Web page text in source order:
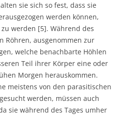
sie sich so fest, dass sie
werden können,
werden [5]. Während des
Röhren, ausgenommen zur
welche benachbarte Höhlen
Teil ihrer Körper eine oder
Morgen herauskommen.
meistens von den parasitischen
werden, müssen auch
sie während des Tages umher